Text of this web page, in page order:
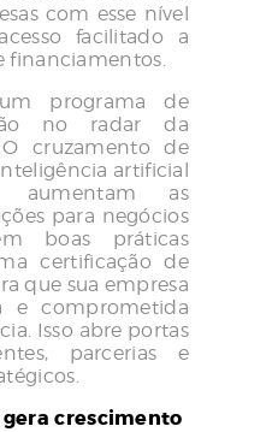
com esse nível
facilitado a
financiamentos.
programa de
no radar da
O cruzamento de
artificial
aumentam as
para negócios
boas práticas
certificação de
que sua empresa
e comprometida
Isso abre portas
parcerias e
crescimento